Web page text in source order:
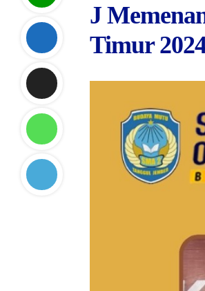
J
Timur